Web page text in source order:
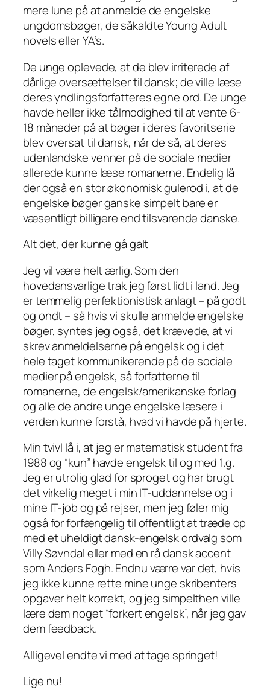
mere lune på at anmelde de engelske
ungdomsbøger, de såkaldte Young Adult
novels eller YA’s.
De unge oplevede, at de blev irriterede af
dårlige oversættelser til dansk; de ville læse
deres yndlingsforfatteresegneord. De unge
havde heller ikke tålmodighed til at vente 6-
18 måneder på at bøger i deres favoritserie
blev oversat til dansk, når de så, at deres
udenlandske venner på de sociale medier
allerede kunne læse romanerne. Endelig lå
der også en stor økonomisk gulerod i, at de
engelske bøger ganske simpelt bare er
væsentligt billigere end tilsvarende danske.
Alt det, der kunne gå galt
Jeg vil være helt ærlig. Som den
hovedansvarlige trak jeg først lidt i land. Jeg
er temmelig perfektionistisk anlagt – på godt
og ondt – så hvis vi skulle anmelde engelske
bøger, syntes jeg også, det krævede, at vi
skrev anmeldelserne på engelsk og i det
hele taget kommunikerende på de sociale
medier på engelsk, så forfatterne til
romanerne, de engelsk/amerikanske forlag
og alle de andre unge engelske læsere i
verden kunne forstå, hvad vi havde på hjerte.
Min tvivl lå i, at jeg er matematisk student fra
1988 og “kun” havde engelsk til og med 1.g.
Jeg er utrolig glad for sproget og har brugt
det virkelig meget i min IT-uddannelse og i
mine IT-job og på rejser, men jeg føler mig
ogsåforforfængelig til offentligt at træde op
med et uheldigt dansk-engelsk ordvalg som
Villy Søvndal eller med en rå dansk accent
som Anders Fogh. Endnu værre var det, hvis
jeg ikke kunne rette mine unge skribenters
opgaver helt korrekt, og jeg simpelthen ville
lære dem noget “forkert engelsk”, når jeg gav
dem feedback.
Alligevel endte vi med at tage springet!
Lige nu!